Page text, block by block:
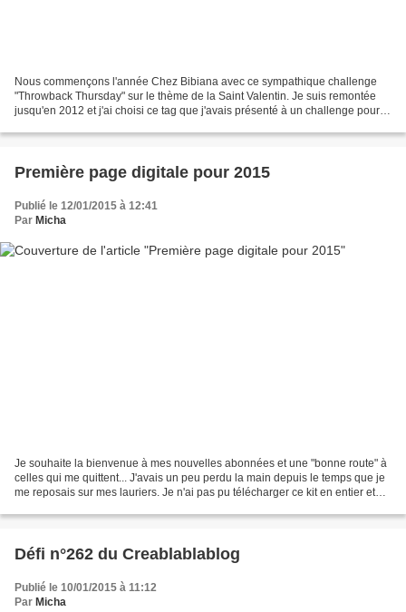
Nous commençons l'année Chez Bibiana avec ce sympathique challenge
"Throwback Thursday" sur le thème de la Saint Valentin. Je suis remontée
jusqu'en 2012 et j'ai choisi ce tag que j'avais présenté à un challenge pour
Première page digitale pour 2015
Publié le 12/01/2015 à 12:41
Par Micha
Je souhaite la bienvenue à mes nouvelles abonnées et une "bonne route" à
celles qui me quittent... J'avais un peu perdu la main depuis le temps que je
me reposais sur mes lauriers. Je n'ai pas pu télécharger ce kit en entier et
Défi n°262 du Creablablablog
Publié le 10/01/2015 à 11:12
Par Micha